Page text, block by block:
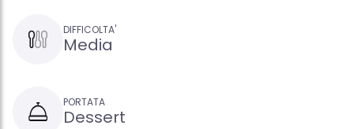
DIFFICOLTA'
Media
PORTATA
Dessert